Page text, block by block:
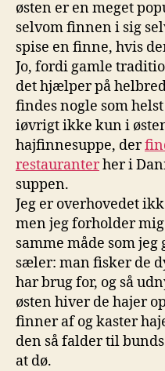
østen er en meget
selvom finnen i sig
spise en finne, hvis
Jo, fordi gamle
det hjælper på
findes nogle som
iøvrigt ikke kun i
hajfinnesuppe, der
restauranterher i
suppen.
Jeg er overhovedet
men jeg forholder
samme måde som
sæler: man fisker de
har brug for, og så
østen hiver de hajer
finner af og kaster
den så falder til
at dø.